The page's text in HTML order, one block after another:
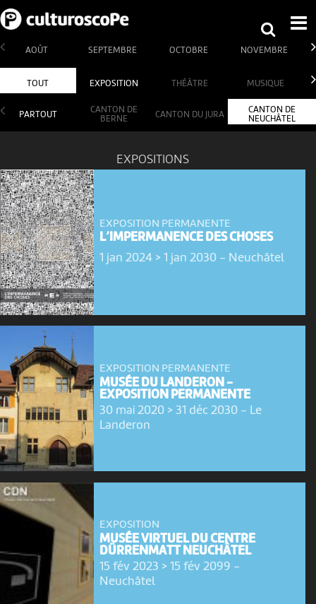
AOÛT SEPTEMBRE OCTOBRE NOVEMBRE
TOUT EXPOSITION THÉÂTRE MUSIQUE
PARTOUT
CANTON DE
BERNE
CANTON DU JURA
CANTON DE
NEUCHÂTEL
EXPOSITIONS
EXPOSITION PERMANENTE
L’IMPERMANENCE DES CHOSES
1 jan 2024 > 1 jan 2030- Neuchâtel
EXPOSITION PERMANENTE
MUSÉE DU LANDERON -
EXPOSITION PERMANENTE
30 mai 2020 > 31 déc 2030- Le
Landeron
EXPOSITION
MUSÉE VIRTUEL DU CENTRE
DÜRRENMATT NEUCHÂTEL
15 fév 2023 > 15 fév 2099 -
Neuchâtel